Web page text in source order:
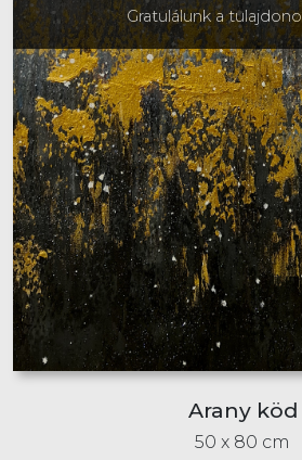
Gratulálunk a
Arany köd
50 x 80 cm